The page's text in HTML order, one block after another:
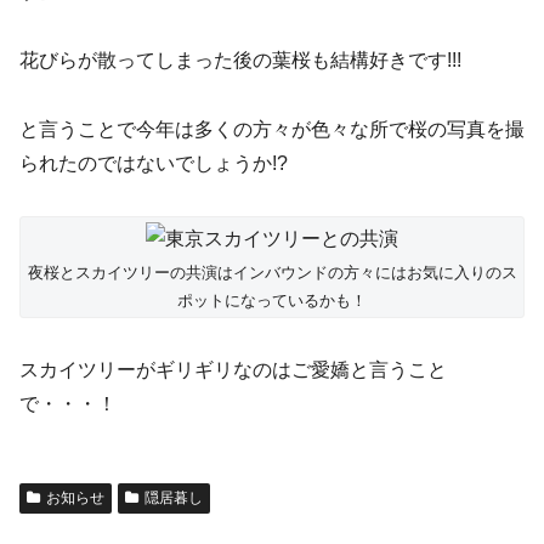
花びらが散ってしまった後の葉桜も結構好きです!!!
と言うことで今年は多くの方々が色々な所で桜の写真を撮
られたのではないでしょうか!?
夜桜とスカイツリーの共演はインバウンドの方々にはお気に入りのス
ポットになっているかも！
スカイツリーがギリギリなのはご愛嬌と言うこと
で・・・！
お知らせ 隠居暮し